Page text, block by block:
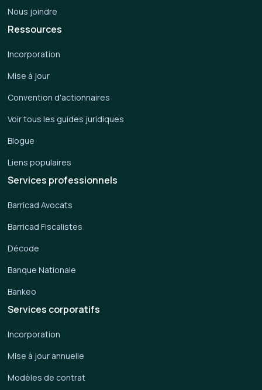
Services corporatifs
Incorporation
Mise à jour annuelle
Modèles de contrat
Services professionnels
Barricad Avocats
Barricad Fiscalistes
Décode
Banque Nationale
Bankeo
Ressources
Incorporation
Mise à jour
Convention d'actionnaires
Voir tous les guides juridiques
Blogue
Liens populaires
Nous joindre